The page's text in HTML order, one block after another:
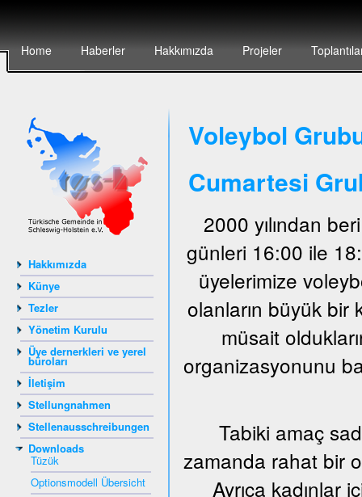
Home Haberler Hakkımızda Projeler
Hakkımızda
Künye
Tezler
Yönetim Kurulu
Üye dernerkleri ve yerel
büroları
İletişim
Stellungnahmen
Stellenausschreibungen
Downloads
Tüzük
Optionsmodell Übersicht
Voleybol
Cumartesi
2000 yılından
günleri 16:00 ile
üyelerimize
olanların büyük bir
müsait
organizasyonunu
Tabiki amaç
zamanda rahat bir
Ayrıca kadınlar